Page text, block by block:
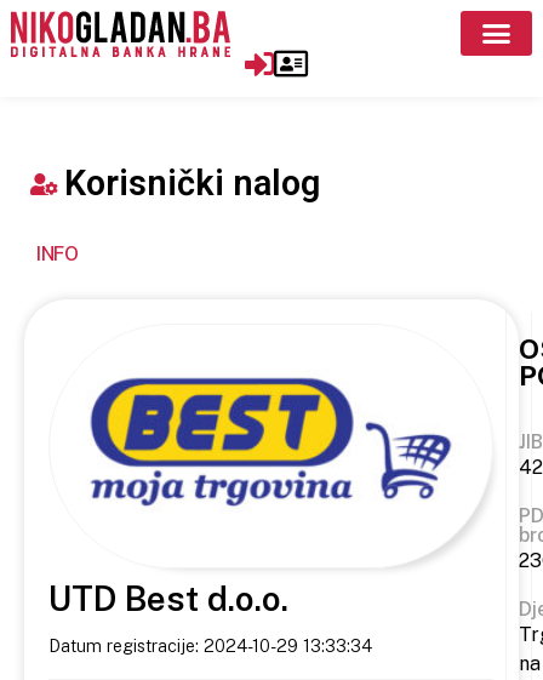
Korisnički nalog
INFO
UTD Best d.o.o.
Datum registracije: 2024-10-29 13:33:34
JIB
na